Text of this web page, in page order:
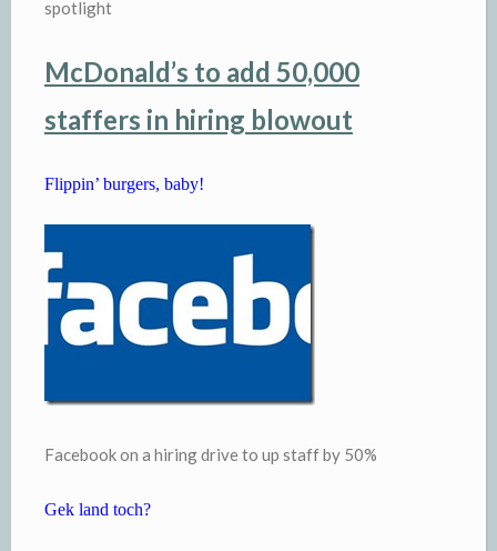
spotlight
McDonald’s to add 50,000
staffers in hiring blowout
Flippin’ burgers, baby!
Facebook on a hiring drive to up staff by 50%
Gek land toch?